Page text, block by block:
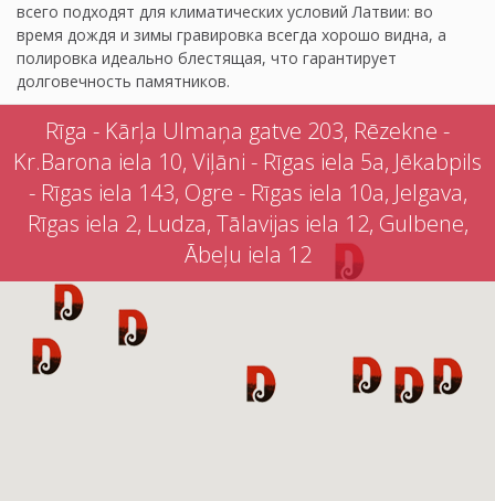
всего подходят для климатических условий Латвии: во
время дождя и зимы гравировка всегда хорошо видна, а
полировка идеально блестящая, что гарантирует
долговечность памятников.
Rīga - Kārļa Ulmaņa gatve 203, Rēzekne -
Kr.Barona iela 10, Viļāni - Rīgas iela 5a, Jēkabpils
- Rīgas iela 143, Ogre - Rīgas iela 10a, Jelgava,
Rīgas iela 2, Ludza, Tālavijas iela 12, Gulbene,
Ābeļu iela 12